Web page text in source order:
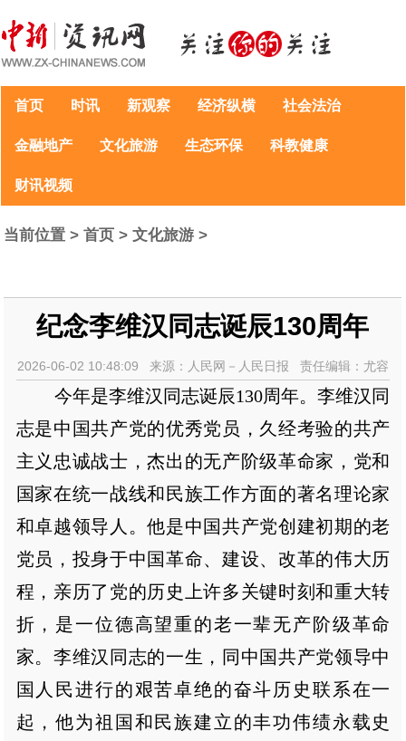
首页 时讯 新观察 经济纵横 社会法治
金融地产 文化旅游 生态环保 科教健康
财讯视频
当前位置 >首页 >文化旅游 >
纪念李维汉同志诞辰130周年
2026-06-02 10:48:09 来源：人民网－人民日报 责任编辑：尤容
今年是李维汉同志诞辰130周年。李维汉同
志是中国共产党的优秀党员，久经考验的共产
主义忠诚战士，杰出的无产阶级革命家，党和
国家在统一战线和民族工作方面的著名理论家
和卓越领导人。他是中国共产党创建初期的老
党员，投身于中国革命、建设、改革的伟大历
程，亲历了党的历史上许多关键时刻和重大转
折，是一位德高望重的老一辈无产阶级革命
家。李维汉同志的一生，同中国共产党领导中
国人民进行的艰苦卓绝的奋斗历史联系在一
起，他为祖国和民族建立的丰功伟绩永载史